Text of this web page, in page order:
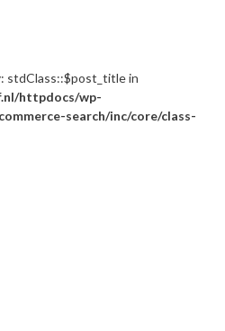
stdClass::$post_title in
httpdocs/wp-
search/inc/core/class-